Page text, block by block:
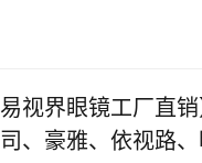
易视界眼镜工厂直
、豪雅、依视路